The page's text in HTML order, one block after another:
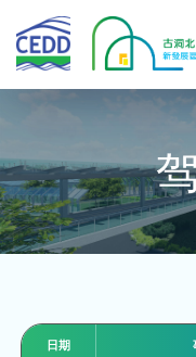
main
content
日期